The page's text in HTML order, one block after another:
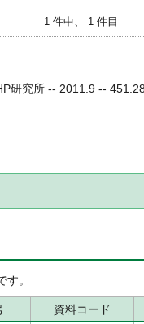
1 件中、 1 件目
研究所 -- 2011.9 --
す。
資料コード